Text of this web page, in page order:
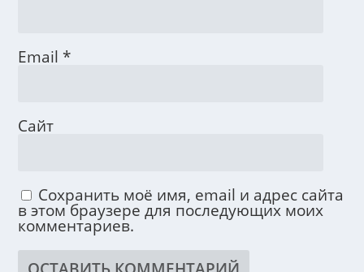
Email *
Сайт
Сохранить моё имя, email и адрес сайта
в этом браузере для последующих моих
комментариев.